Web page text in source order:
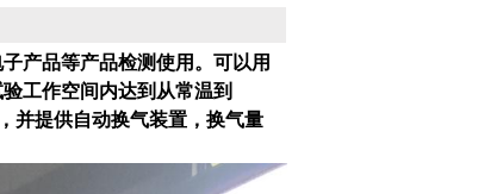
产品等产品检测使用。可以用
工作空间内达到从常温到
并提供自动换气装置，换气量